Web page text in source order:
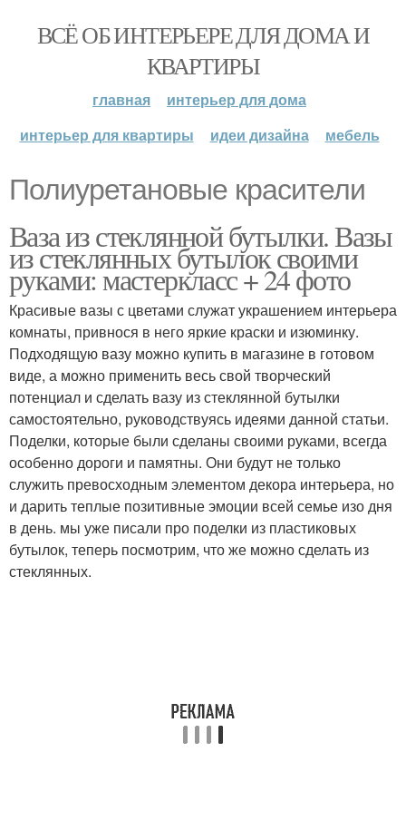
ВСЁ ОБ ИНТЕРЬЕРЕ ДЛЯ ДОМА И
КВАРТИРЫ
главная
интерьер для дома
интерьер для квартиры
идеи дизайна мебель
Полиуретановые красители
Ваза из стеклянной бутылки. Вазы
из стеклянных бутылок своими
руками: мастеркласс + 24 фото
Красивые вазы с цветами служат украшением интерьера
комнаты, привнося в него яркие краски и изюминку.
Подходящую вазу можно купить в магазине в готовом
виде, а можно применить весь свой творческий
потенциал и сделать вазу из стеклянной бутылки
самостоятельно, руководствуясь идеями данной статьи.
Поделки, которые были сделаны своими руками, всегда
особенно дороги и памятны. Они будут не только
служить превосходным элементом декора интерьера, но
и дарить теплые позитивные эмоции всей семье изо дня
в день. мы уже писали про поделки из пластиковых
бутылок, теперь посмотрим, что же можно сделать из
стеклянных.